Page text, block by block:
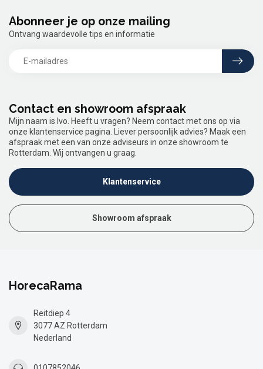
Contact en showroom afspraak
Mijn naam is Ivo. Heeft u vragen? Neem contact met ons op via
onze klantenservice pagina. Liever persoonlijk advies? Maak een
afspraak met een van onze adviseurs in onze showroom te
Rotterdam. Wij ontvangen u graag.
Klantenservice
Showroom afspraak
Abonneer je op onze mailing
Ontvang waardevolle tips en informatie
HorecaRama
Reitdiep 4
3077 AZ Rotterdam
Nederland